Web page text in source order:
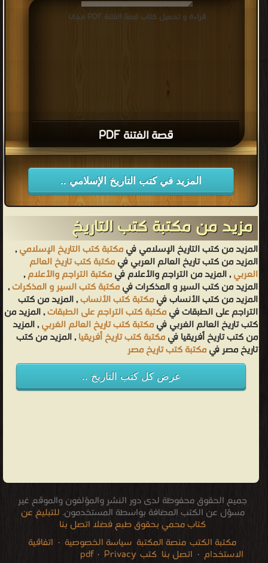
قصة الفتنة PDF
قراءة و تحميل كتاب قصة الفتنة PDF مجانا
المزيد في كتب التاريخ الإسلامي ..
مزيد من مكتبة كتب التاريخ
المزيد من كتب التاريخ الإسلامي فيمكتبة كتب التاريخ الإسلامي,
المزيد من كتب تاريخ العالم العربي فيمكتبة كتب تاريخ العالم
العربي, المزيد من التراجم والأعلام فيمكتبة التراجم والأعلام,
المزيد من كتب السير و المذكرات فيمكتبة كتب السير و المذكرات,
المزيد من كتب الأنساب فيمكتبة كتب الأنساب, المزيد من كتب
التراجم على الطبقات فيمكتبة كتب التراجم على الطبقات, المزيد من
كتب تاريخ العالم الغربي فيمكتبة كتب تاريخ العالم الغربي, المزيد
من كتب تاريخ أفريقيا فيمكتبة كتب تاريخ أفريقيا, المزيد من كتب
تاريخ مصر فيمكتبة كتب تاريخ مصر
عرض كل كتب التاريخ ..
جميع الحقوق محفوظة لدى دور النشر والمؤلفون والموقع غير
مسؤل عن الكتب المضافة بواسطة المستخدمون. للتبليغ عن
كتاب محمي بحقوق طبع فضلا اتصل بنا
مكتبة الكتب منصة المكتبة سياسة الخصوصية · اتفاقية
الاستخدام · اتصل بنا كتب pdf · Privacy